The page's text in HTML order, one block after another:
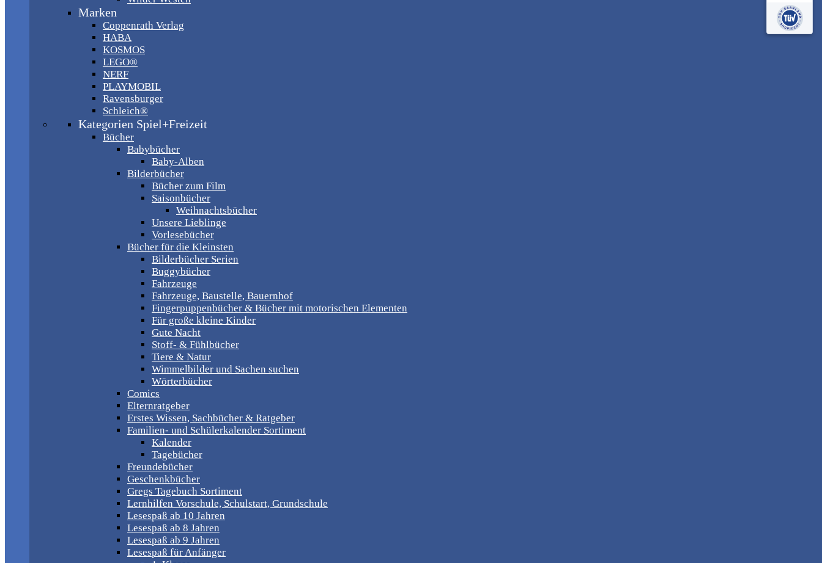
Marken
Coppenrath Verlag
HABA
KOSMOS
LEGO®
NERF
PLAYMOBIL
Ravensburger
Schleich®
Kategorien Spiel+Freizeit
Bücher
Babybücher
Baby-Alben
Bilderbücher
Bücher zum Film
Saisonbücher
Weihnachtsbücher
Unsere Lieblinge
Vorlesebücher
Bücher für die Kleinsten
Bilderbücher Serien
Buggybücher
Fahrzeuge
Fahrzeuge, Baustelle, Bauernhof
Fingerpuppenbücher & Bücher mit motorischen Elementen
Für große kleine Kinder
Gute Nacht
Stoff- & Fühlbücher
Tiere & Natur
Wimmelbilder und Sachen suchen
Wörterbücher
Comics
Elternratgeber
Erstes Wissen, Sachbücher & Ratgeber
Familien- und Schülerkalender Sortiment
Kalender
Tagebücher
Freundebücher
Geschenkbücher
Gregs Tagebuch Sortiment
Lernhilfen Vorschule, Schulstart, Grundschule
Lesespaß ab 10 Jahren
Lesespaß ab 8 Jahren
Lesespaß ab 9 Jahren
Lesespaß für Anfänger